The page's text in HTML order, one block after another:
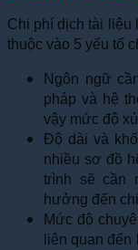
Chi phí dịch tài liệu
thuộc vào 5 yếu tố
Ngôn ngữ
pháp và hệ
vậy mức độ
Độ dài và
nhiều sơ đồ
trình sẽ cần
hưởng đến
Mức độ
liên quan